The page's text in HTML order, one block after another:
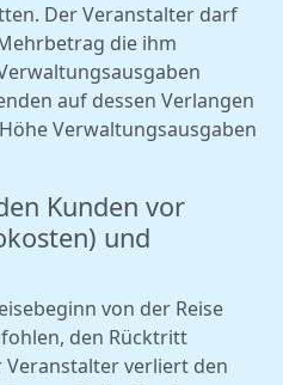
Der Veranstalter darf
die ihm
auf dessen Verlangen
Verwaltungsausgaben
Kunden vor
und
von der Reise
den Rücktritt
verliert den